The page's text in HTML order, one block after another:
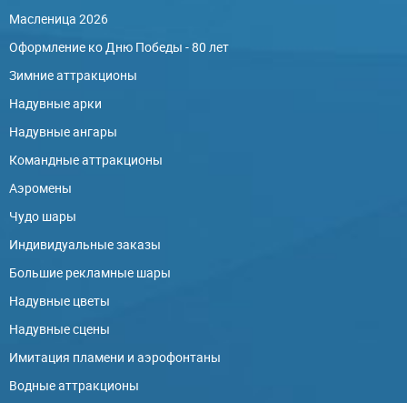
Масленица 2026
Оформление ко Дню Победы - 80 лет
Зимние аттракционы
Надувные арки
Надувные ангары
Командные аттракционы
Аэромены
Чудо шары
Индивидуальные заказы
Большие рекламные шары
Надувные цветы
Надувные сцены
Имитация пламени и аэрофонтаны
Водные аттракционы